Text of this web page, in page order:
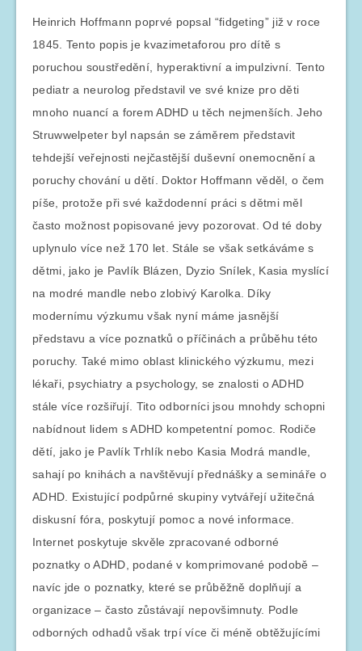
Heinrich Hoffmann poprvé popsal “fidgeting” již v roce
1845. Tento popis je kvazimetaforou pro dítě s
poruchou soustředění, hyperaktivní a impulzivní. Tento
pediatr a neurolog představil ve své knize pro děti
mnoho nuancí a forem ADHD u těch nejmenších. Jeho
Struwwelpeter byl napsán se záměrem představit
tehdejší veřejnosti nejčastější duševní onemocnění a
poruchy chování u dětí. Doktor Hoffmann věděl, o čem
píše, protože při své každodenní práci s dětmi měl
často možnost popisované jevy pozorovat. Od té doby
uplynulo více než 170 let. Stále se však setkáváme s
dětmi, jako je Pavlík Blázen, Dyzio Snílek, Kasia myslící
na modré mandle nebo zlobivý Karolka. Díky
modernímu výzkumu však nyní máme jasnější
představu a více poznatků o příčinách a průběhu této
poruchy. Také mimo oblast klinického výzkumu, mezi
lékaři, psychiatry a psychology, se znalosti o ADHD
stále více rozšiřují. Tito odborníci jsou mnohdy schopni
nabídnout lidem s ADHD kompetentní pomoc. Rodiče
dětí, jako je Pavlík Trhlík nebo Kasia Modrá mandle,
sahají po knihách a navštěvují přednášky a semináře o
ADHD. Existující podpůrné skupiny vytvářejí užitečná
diskusní fóra, poskytují pomoc a nové informace.
Internet poskytuje skvěle zpracované odborné
poznatky o ADHD, podané v komprimované podobě –
navíc jde o poznatky, které se průběžně doplňují a
organizace – často zůstávají nepovšimnuty. Podle
odborných odhadů však trpí více či méně obtěžujícími